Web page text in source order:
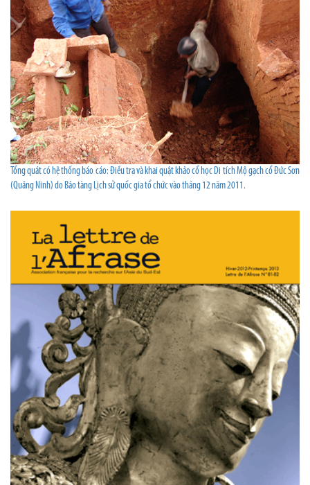
Tổng quát có hệ thống báo cáo: Điều tra và khai quật khảo cổ học Di tích Mộ gạch cổ Đức Sơn
(Quảng Ninh) do Bảo tàng Lịch sử quốc gia tổ chức vào tháng 12 năm 2011.